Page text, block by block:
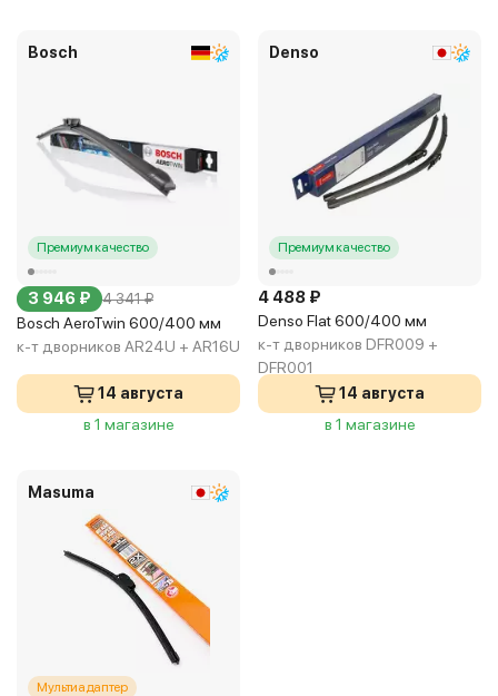
Bosch
Премиум качество
3 946 ₽ 4 341 ₽
Bosch AeroTwin 600/400 мм
к-т дворников AR24U + AR16U
14 августа
в 1 магазине
Denso
Премиум качество
4 488 ₽
Denso Flat 600/400 мм
к-т дворников DFR009 +
DFR001
14 августа
в 1 магазине
Masuma
Мультиадаптер